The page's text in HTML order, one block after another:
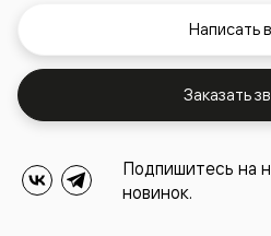
Написать
Заказать
Подпишитесь на
новинок.